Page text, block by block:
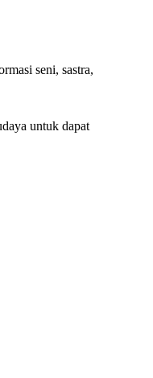
seni, sastra,
untuk dapat